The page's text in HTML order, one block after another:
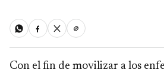
Con el fin de movilizar a los